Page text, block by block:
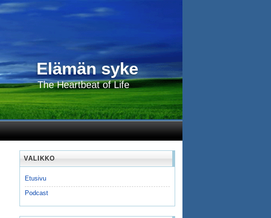
Elämän syke
The Heartbeat of Life
VALIKKO
Etusivu
Podcast